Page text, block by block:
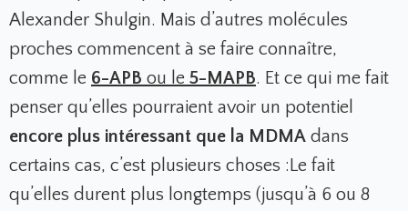
Alexander Shulgin. Mais d’autres molécules
proches commencent à se faire connaître,
comme le 6-APB ou le 5-MAPB. Et ce qui me fait
penser qu’elles pourraient avoir un potentiel
encore plus intéressant que la MDMA dans
certains cas, c’est plusieurs choses : Le fait
qu’elles durent plus longtemps (jusqu’à 6 ou 8